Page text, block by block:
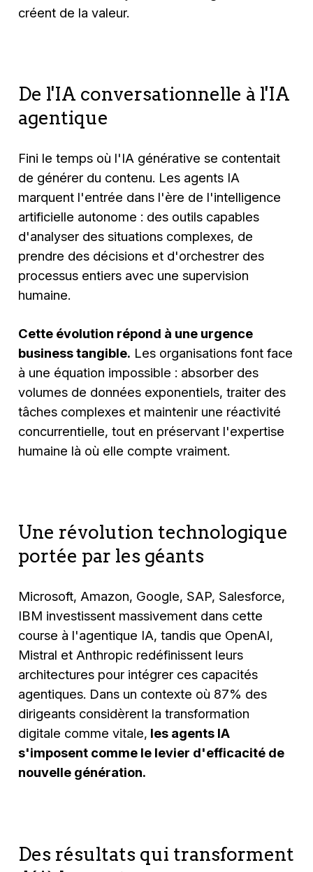
créent de la valeur.
De l'IA conversationnelle à l'IA
agentique
Fini le temps où l'IA générative se contentait
de générer du contenu. Les agents IA
marquent l'entrée dans l'ère de l'intelligence
artificielle autonome : des outils capables
d'analyser des situations complexes, de
prendre des décisions et d'orchestrer des
processus entiers avec une supervision
humaine.
Cette évolution répond à une urgence
business tangible. Les organisations font face
à une équation impossible : absorber des
volumes de données exponentiels, traiter des
tâches complexes et maintenir une réactivité
concurrentielle, tout en préservant l'expertise
humaine là où elle compte vraiment.
Une révolution technologique
portée par les géants
Microsoft, Amazon, Google, SAP, Salesforce,
IBM investissent massivement dans cette
course à l'agentique IA, tandis que OpenAI,
Mistral et Anthropic redéfinissent leurs
architectures pour intégrer ces capacités
agentiques. Dans un contexte où 87% des
dirigeants considèrent la transformation
digitale comme vitale, les agents IA
s'imposent comme le levier d'efficacité de
nouvelle génération.
Des résultats qui transforment